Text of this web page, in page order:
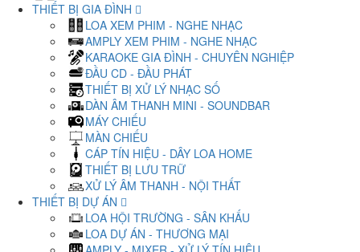
THIẾT BỊ GIA ĐÌNH
LOA XEM PHIM - NGHE NHẠC
AMPLY XEM PHIM - NGHE NHẠC
KARAOKE GIA ĐÌNH - CHUYÊN NGHIỆP
ĐẦU CD - ĐẦU PHÁT
THIẾT BỊ XỬ LÝ NHẠC SỐ
DÀN ÂM THANH MINI - SOUNDBAR
MÁY CHIẾU
MÀN CHIẾU
CÁP TÍN HIỆU - DÂY LOA HOME
THIẾT BỊ LƯU TRỮ
XỬ LÝ ÂM THANH - NỘI THẤT
THIẾT BỊ DỰ ÁN
LOA HỘI TRƯỜNG - SÂN KHẤU
LOA DỰ ÁN - THƯƠNG MẠI